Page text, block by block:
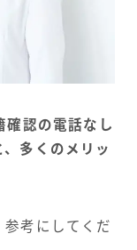
確認の電話なし
多くのメリッ
考にしてくだ